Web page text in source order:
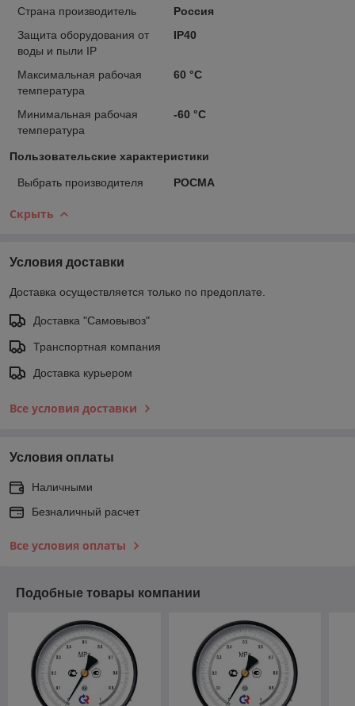
Страна производитель
Россия
Защита оборудования от
воды и пыли IP
IP40
Максимальная рабочая
температура
60 °С
Минимальная рабочая
температура
-60 °С
Пользовательские характеристики
Выбрать производителя РОСМА
Скрыть
Условия доставки
Доставка осуществляется только по предоплате.
Доставка "Самовывоз"
Транспортная компания
Доставка курьером
Все условия доставки
Условия оплаты
Наличными
Безналичный расчет
Все условия оплаты
Подобные товары компании